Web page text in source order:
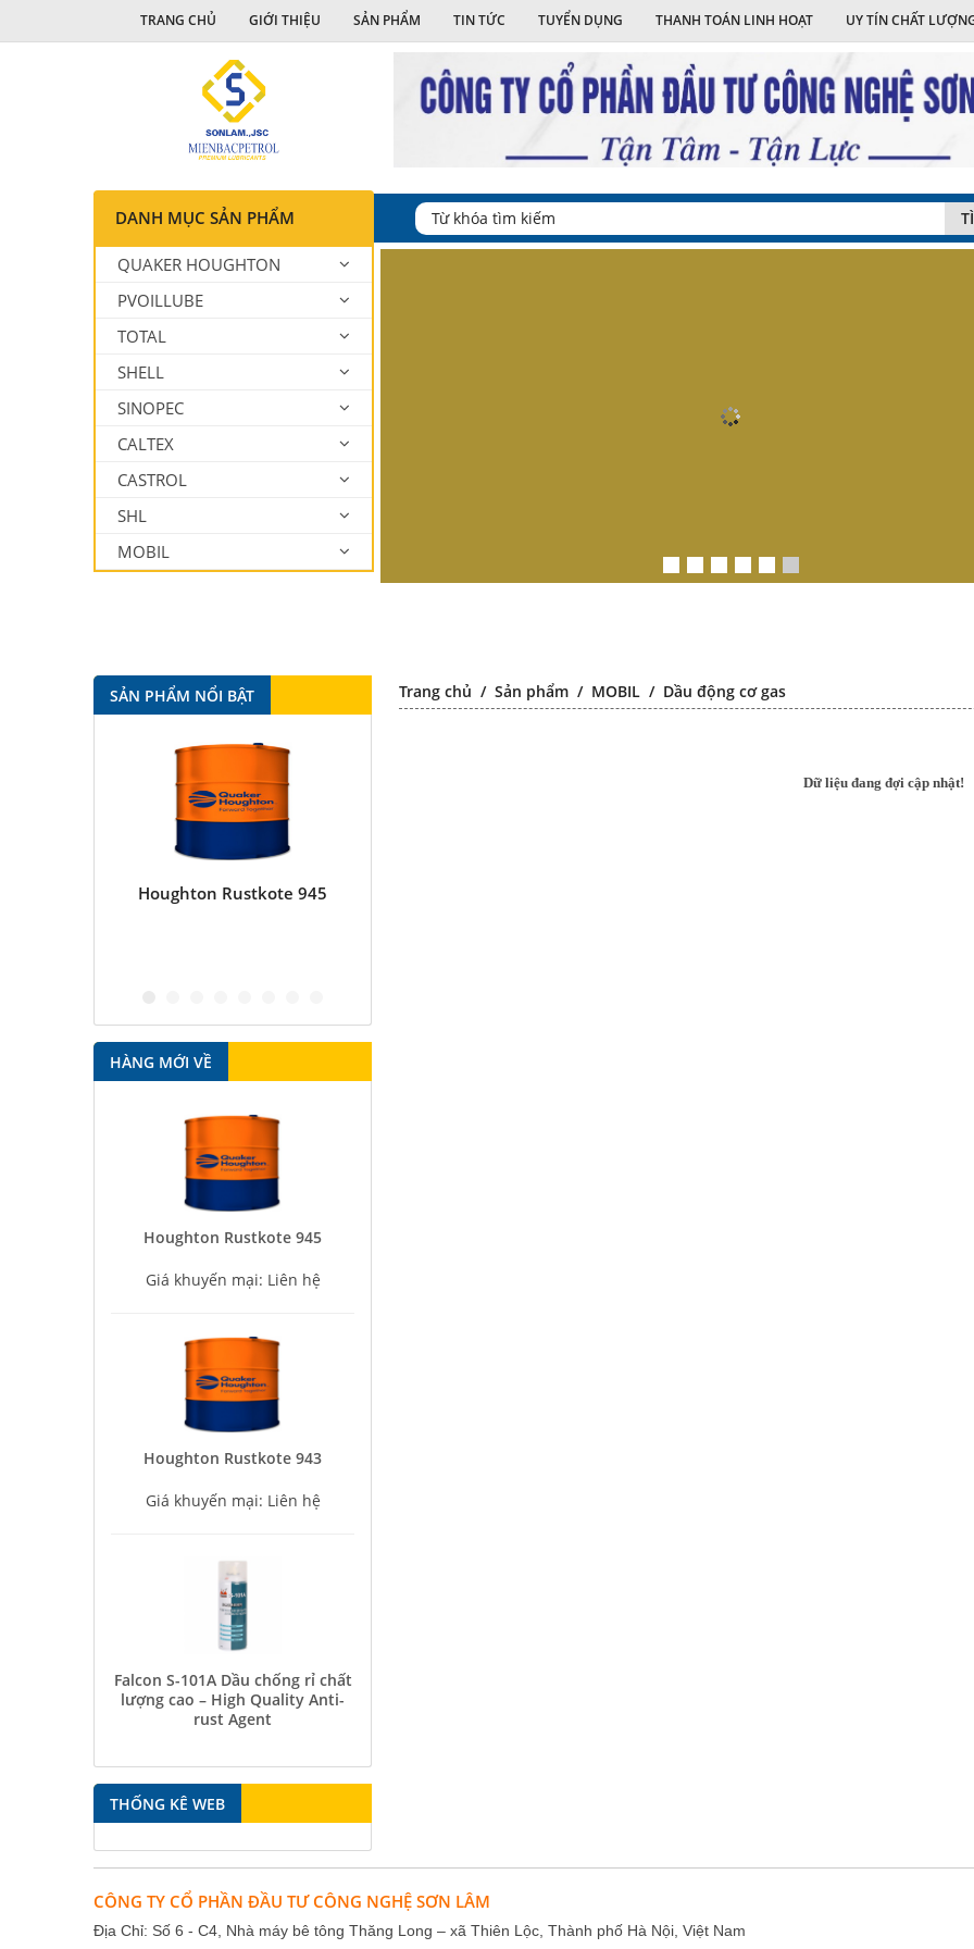
TRANG CHỦ GIỚI THIỆU SẢN PHẨM TIN TỨC TUYỂN DỤNG THANH TOÁN LINH HOẠT UY TÍN CHẤT
DANH MỤC SẢN PHẨM
QUAKER HOUGHTON
PVOILLUBE
TOTAL
SHELL
SINOPEC
CALTEX
CASTROL
SHL
MOBIL
Trang chủ /Sản phẩm / MOBIL / Dầu động cơ gas
Dữ liệu đang đợi cập nhật!
SẢN PHẨM NỔI BẬT
Houghton Rustkote 945
HÀNG MỚI VỀ
Houghton Rustkote 945
Giá khuyến mại: Liên hệ
Houghton Rustkote 943
Giá khuyến mại: Liên hệ
Falcon S-101A Dầu chống rỉ chất
lượng cao – High Quality Anti-
rust Agent
Giá khuyến mại: Liên hệ
Falcon S-350 Chất chống gỉ bôi
THỐNG KÊ WEB
CÔNG TY CỔ PHẦN ĐẦU TƯ CÔNG NGHỆ SƠN LÂM
Địa Chỉ: Số 6 - C4, Nhà máy bê tông Thăng Long – xã Thiên Lộc, Thành phố Hà Nội, Việt Nam